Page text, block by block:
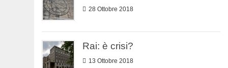
28 Ottobre 2018
Rai: è crisi?
13 Ottobre 2018